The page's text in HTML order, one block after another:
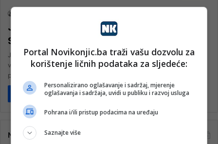
Juniori KK Konjic na Yavuz Cupu u
Srebreniku osvojili prvo mjesto
Juniorska ekipa Košarkaškog kluba Konjic nastupila je proteklog
vikenda na Yavuz Cupu u Srebreniku i osvojila prvo mjesto
pobjedivši ekipu…
Pročitaj više
Najčitanije
Portal Novikonjic.ba traži vašu dozvolu za
korištenje ličnih podataka za sljedeće:
Personalizirano oglašavanje i sadržaj, mjerenje
oglašavanja i sadržaja, uvidi u publiku i razvoj usluga
Pohrana i/ili pristup podacima na uređaju
Saznajte više